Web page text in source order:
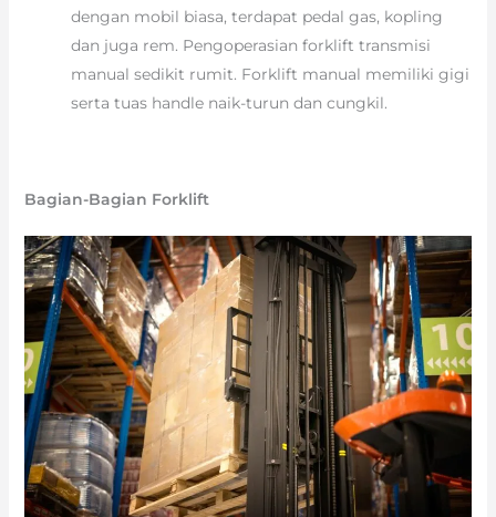
dengan mobil biasa, terdapat pedal gas, kopling
dan juga rem. Pengoperasian forklift transmisi
manual sedikit rumit. Forklift manual memiliki gigi
serta tuas handle naik-turun dan cungkil.
Bagian-Bagian Forklift